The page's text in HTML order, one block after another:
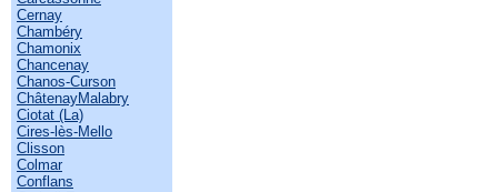
Cernay
Chambéry
Chamonix
Chancenay
Chanos-Curson
ChâtenayMalabry
Ciotat (La)
Cires-lès-Mello
Clisson
Colmar
Conflans